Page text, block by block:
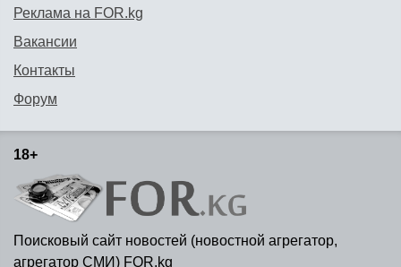
Реклама на FOR.kg
Вакансии
Контакты
Форум
18+
Поисковый сайт новостей (новостной агрегатор,
агрегатор СМИ) FOR.kg